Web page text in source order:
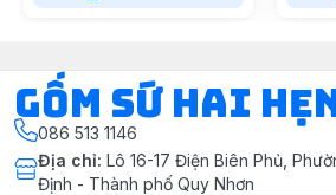
Gốm Sứ Hai
086 513 1146
Địa chỉ: Lô 16-17 Điện Biên Phủ,
Định - Thành phố Quy Nhơn